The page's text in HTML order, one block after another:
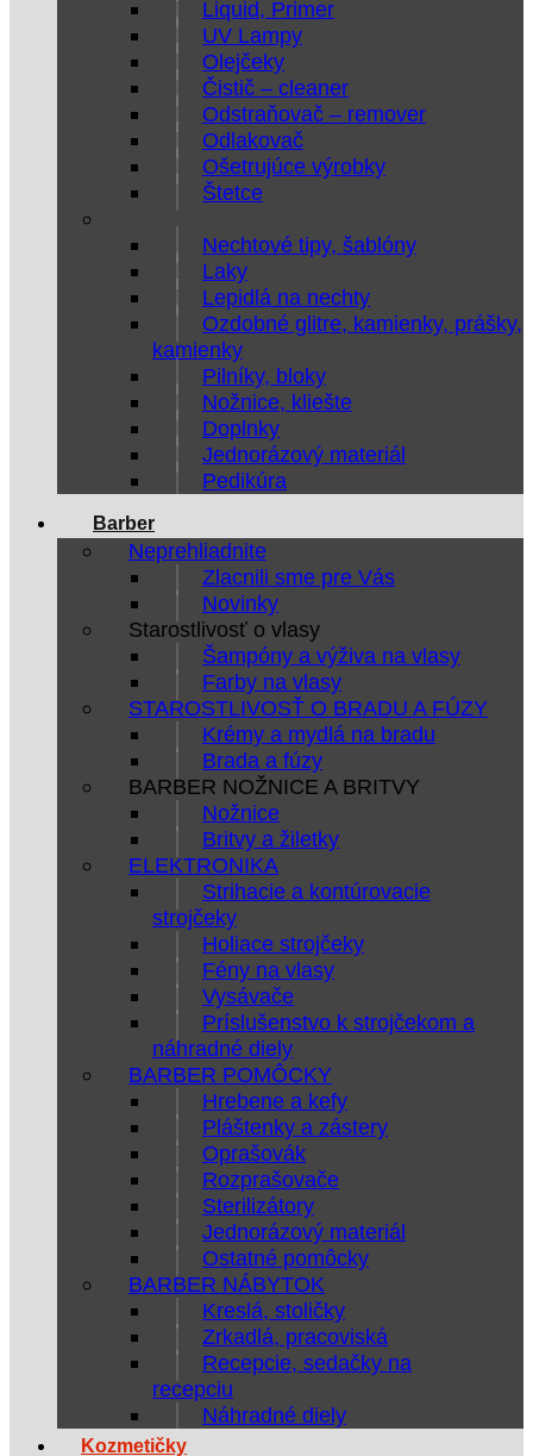
Liquid, Primer
UV Lampy
Olejčeky
Čistič – cleaner
Odstraňovač – remover
Odlakovač
Ošetrujúce výrobky
Štetce
Nechtové tipy, šablóny
Laky
Lepidlá na nechty
Ozdobné glitre, kamienky, prášky,
kamienky
Pilníky, bloky
Nožnice, kliešte
Doplnky
Jednorázový materiál
Pedikúra
Barber
Neprehliadnite
Zlacnili sme pre Vás
Novinky
Starostlivosť o vlasy
Šampóny a výživa na vlasy
Farby na vlasy
STAROSTLIVOSŤ O BRADU A FÚZY
Krémy a mydlá na bradu
Brada a fúzy
BARBER NOŽNICE A BRITVY
Nožnice
Britvy a žiletky
ELEKTRONIKA
Strihacie a kontúrovacie
strojčeky
Holiace strojčeky
Fény na vlasy
Vysávače
Príslušenstvo k strojčekom a
náhradné diely
BARBER POMÔCKY
Hrebene a kefy
Pláštenky a zástery
Oprašovák
Rozprašovače
Sterilizátory
Jednorázový materiál
Ostatné pomôcky
BARBER NÁBYTOK
Kreslá, stoličky
Zrkadlá, pracoviská
Recepcie, sedačky na
recepciu
Náhradné diely
Kozmetičky